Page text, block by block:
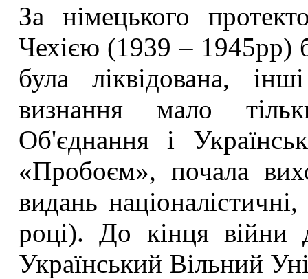
За німецького
Чехією (1939 – 1945рр)
була ліквідована,
визнання мало
Об'єднання і
«Пробоєм», почала
видань
році). До кінця війни
Український Вільний